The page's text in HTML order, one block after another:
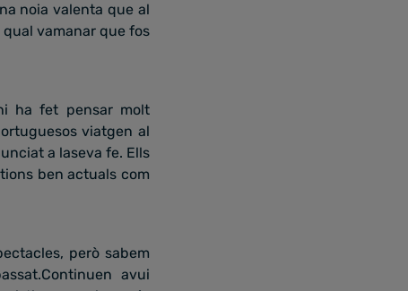
noia valenta que al
vamanar que fos
ha fet pensar molt
viatgen al
a laseva fe. Ells
ben actuals com
però sabem
avui